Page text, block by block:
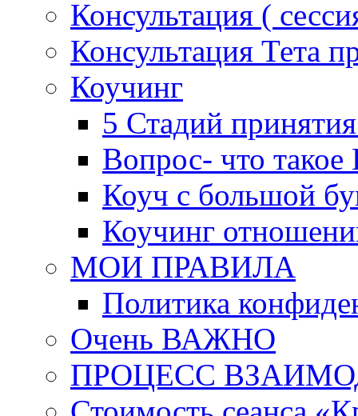
Консультация (
Консультация Тета
Коучинг
5 Стадий
Вопрос- что такое
Коуч с большой
Коучинг
МОИ ПРАВИЛА
Политика
Очень ВАЖНО
ПРОЦЕСС